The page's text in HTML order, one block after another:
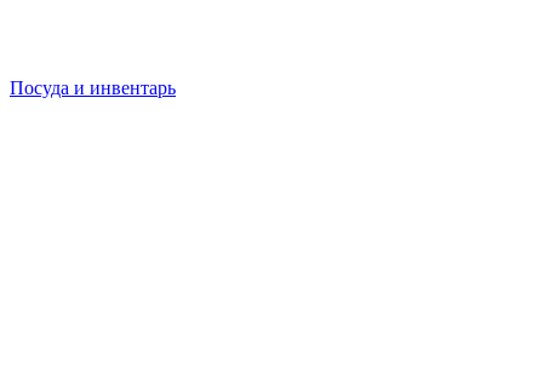
Посуда и инвентарь